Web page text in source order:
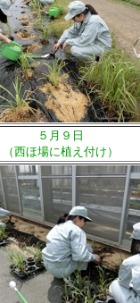
５月９日
（西ほ場に植え付け）